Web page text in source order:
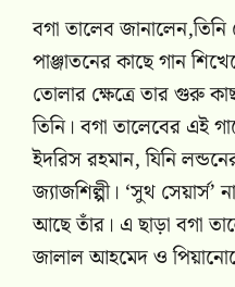
বগা তালেব
পাঞ্জাতনের কাছে গান
তোলার ক্ষেত্রে তার গুরু
তিনি। বগা তালেবের এই
ইদরিস রহমান, যিনি
জ্যাজশিল্পী। ‘সুথ সেয়ার্স’
আছে তাঁর। এ ছাড়া বগা
জালাল আহমেদ ও